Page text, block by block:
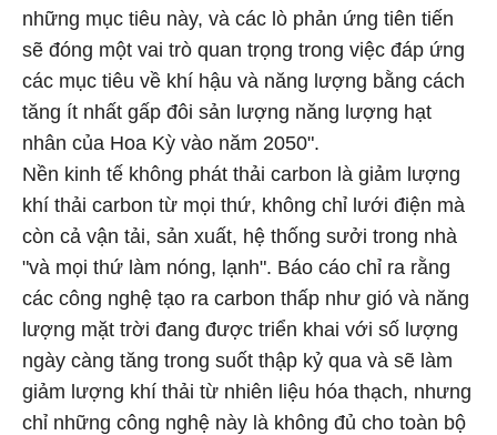
những mục tiêu này, và các lò phản ứng tiên tiến
sẽ đóng một vai trò quan trọng trong việc đáp ứng
các mục tiêu về khí hậu và năng lượng bằng cách
tăng ít nhất gấp đôi sản lượng năng lượng hạt
nhân của Hoa Kỳ vào năm 2050".
Nền kinh tế không phát thải carbon là giảm lượng
khí thải carbon từ mọi thứ, không chỉ lưới điện mà
còn cả vận tải, sản xuất, hệ thống sưởi trong nhà
"và mọi thứ làm nóng, lạnh". Báo cáo chỉ ra rằng
các công nghệ tạo ra carbon thấp như gió và năng
lượng mặt trời đang được triển khai với số lượng
ngày càng tăng trong suốt thập kỷ qua và sẽ làm
giảm lượng khí thải từ nhiên liệu hóa thạch, nhưng
chỉ những công nghệ này là không đủ cho toàn bộ